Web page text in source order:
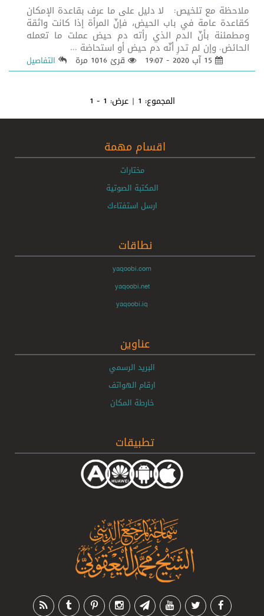
ملاحظة مع تلخيص: لا دليل على ما عرف بقاعدة الإمكان
كقاعدة عامة في باب الحيض، فإنّ المرأة إذا كانت واثقة
ومطمئنة بأنّ الدم الذي رأته دم حيض عملت ما تعمله
الحائض. وإن لم تدرِ أنّه دم حيض أو استحاضة ...
قرئ 1016 مرة التفاصيل
المجموع: 1 | عرض: 1 - 1
اقسام مهمة
مختارات
المكتبة الصوتية
ارسل استفتاءك
نطاقات
yaqoobi.com
yaqoobi.net
yaqoobi.iq
عناوين
البريد الرسمي
ارقام الهواتف
خارطة المكان
تطبيقات